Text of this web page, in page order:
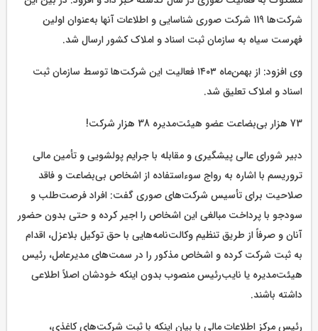
شرکت‌ها 119 شرکت صوری شناسایی و اطلاعات آنها به‌عنوان اولین
فهرست سیاه به سازمان ثبت اسناد و املاک کشور ارسال شد.
وی افزود: از بهمن‌ماه ۱۴۰۳ فعالیت این شرکت‌ها توسط سازمان ثبت
اسناد و املاک تعلیق شد.
73 هزار بی‌بضاعت عضو هیئت‌مدیره 38 هزار شرکت!
دبیر شورای عالی پیشگیری و مقابله با جرایم پولشویی و تأمین مالی
تروریسم با اشاره به رواج سوءاستفاده از اشخاص بی‌بضاعت و فاقد
صلاحیت برای تأسیس شرکت‌های صوری گفت: افراد فرصت‌طلب و
سودجو با پرداخت مبالغی این اشخاص را اجیر کرده و حتی بدون حضور
آنان و صرفاً از طریق تنظیم وکالت‌نامه‌هایی با حق توکیل بلاعزل، اقدام
به ثبت شرکت کرده و اشخاص مذکور را در سمت‌های مدیرعامل، رئیس
هیئت‌مدیره یا نایب‌رئیس منصوب بدون اینکه خودشان اصلاً اطلاعی
داشته باشند.
رئیس مرکز اطلاعات مالی با بیان اینکه با ثبت شرکت‌های کاغذی،